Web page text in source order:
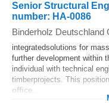
Senior Structural
number: HA-0086
Binderholz Deutschland
integratedsolutions for
further development within
individual with technical
timberprojects. This
office